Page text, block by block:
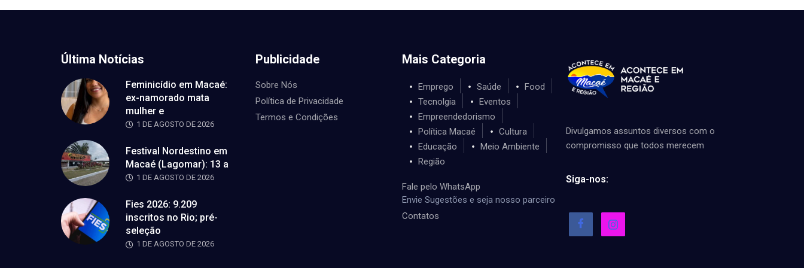
Última Notícias
Feminicídio em Macaé:
ex-namorado mata
mulher e
1 DE AGOSTO DE 2026
Festival Nordestino em
Macaé (Lagomar): 13 a
1 DE AGOSTO DE 2026
Fies 2026: 9.209
inscritos no Rio; pré-
seleção
1 DE AGOSTO DE 2026
Publicidade
Sobre Nós
Política de Privacidade
Termos e Condições
Mais Categoria
Emprego Saúde
Food
Tecnolgia
Eventos
Empreendedorismo
Política Macaé
Cultura
Educação
Meio Ambiente
Região
Fale pelo WhatsApp
Envie Sugestões e seja nosso parceiro
Contatos
Divulgamos assuntos diversos com o
compromisso que todos merecem
Siga-nos: